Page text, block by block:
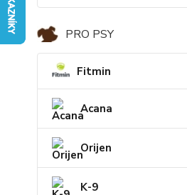
PRO PSY
Fitmin
Acana
Orijen
K-9